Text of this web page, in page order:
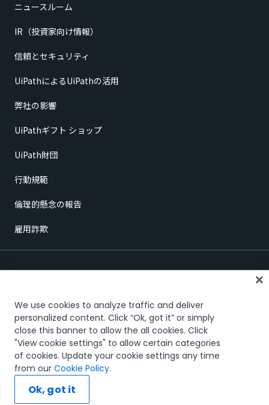
ニュースルーム
IR（投資家向け情報）
信頼とセキュリティ
UiPathによるUiPathの活用
弊社の影響
UiPathギフト ショップ
UiPath財団
行動規範
倫理的懸念の報告
雇用詐欺
信頼とセキュリティ Terms of Use Privacy Policy Cookies Policy
Your Privacy Choices
The UiPath word mark, logos, and robots are registered trademarks
owned by UiPath, Inc. and its affiliates. UiPath® is a registered trademark
in the United States and several countries across the globe. See TMEP
We use cookies to analyze traffic and deliver
personalized content. Click “Ok, got it” or simply
close this banner to allow the all cookies. Click
"View cookie settings" to allow certain categories
of cookies. Update your cookie settings any time
from our Cookie Policy.
Ok, got it